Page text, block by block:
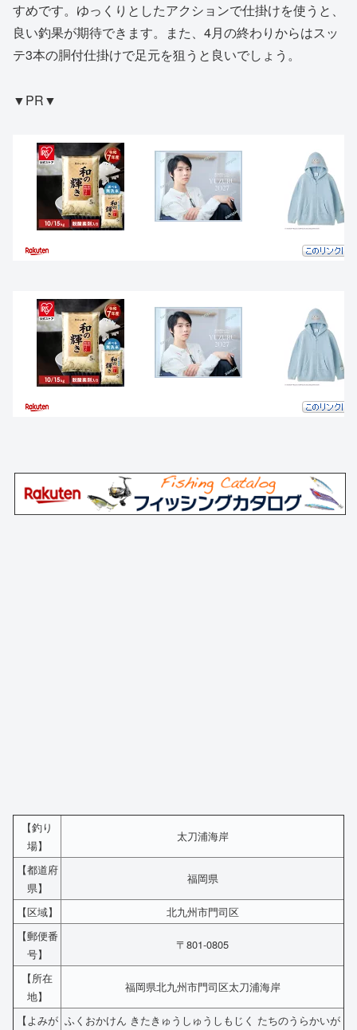
すめです。ゆっくりとしたアクションで仕掛けを使うと、
良い釣果が期待できます。また、4月の終わりからはスッ
テ3本の胴付仕掛けで足元を狙うと良いでしょう。
▼PR▼
【釣り
場】
太刀浦海岸
【都道府
県】
福岡県
【区域】
北九州市門司区
【郵便番
号】
〒801-0805
【所在
地】
福岡県北九州市門司区太刀浦海岸
【よみが ふくおかけん きたきゅうしゅうしもじく たちのうらかいが